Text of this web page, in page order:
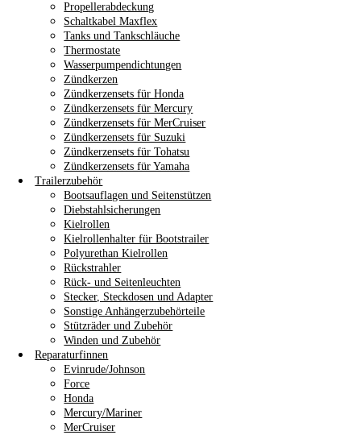
Propellerabdeckung
Schaltkabel Maxflex
Tanks und Tankschläuche
Thermostate
Wasserpumpendichtungen
Zündkerzen
Zündkerzensets für Honda
Zündkerzensets für Mercury
Zündkerzensets für MerCruiser
Zündkerzensets für Suzuki
Zündkerzensets für Tohatsu
Zündkerzensets für Yamaha
Trailerzubehör
Bootsauflagen und Seitenstützen
Diebstahlsicherungen
Kielrollen
Kielrollenhalter für Bootstrailer
Polyurethan Kielrollen
Rückstrahler
Rück- und Seitenleuchten
Stecker, Steckdosen und Adapter
Sonstige Anhängerzubehörteile
Stützräder und Zubehör
Winden und Zubehör
Reparaturfinnen
Evinrude/Johnson
Force
Honda
Mercury/Mariner
MerCruiser